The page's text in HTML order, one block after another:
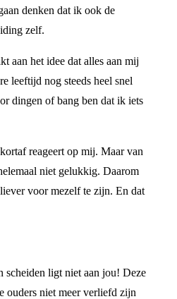
denken dat ik ook de
zelf.
aan het idee dat alles aan mij
leeftijd nog steeds heel snel
dingen of bang ben dat ik iets
reageert op mij. Maar van
niet gelukkig. Daarom
voor mezelf te zijn. En dat
scheiden ligt niet aan jou! Deze
ouders niet meer verliefd zijn